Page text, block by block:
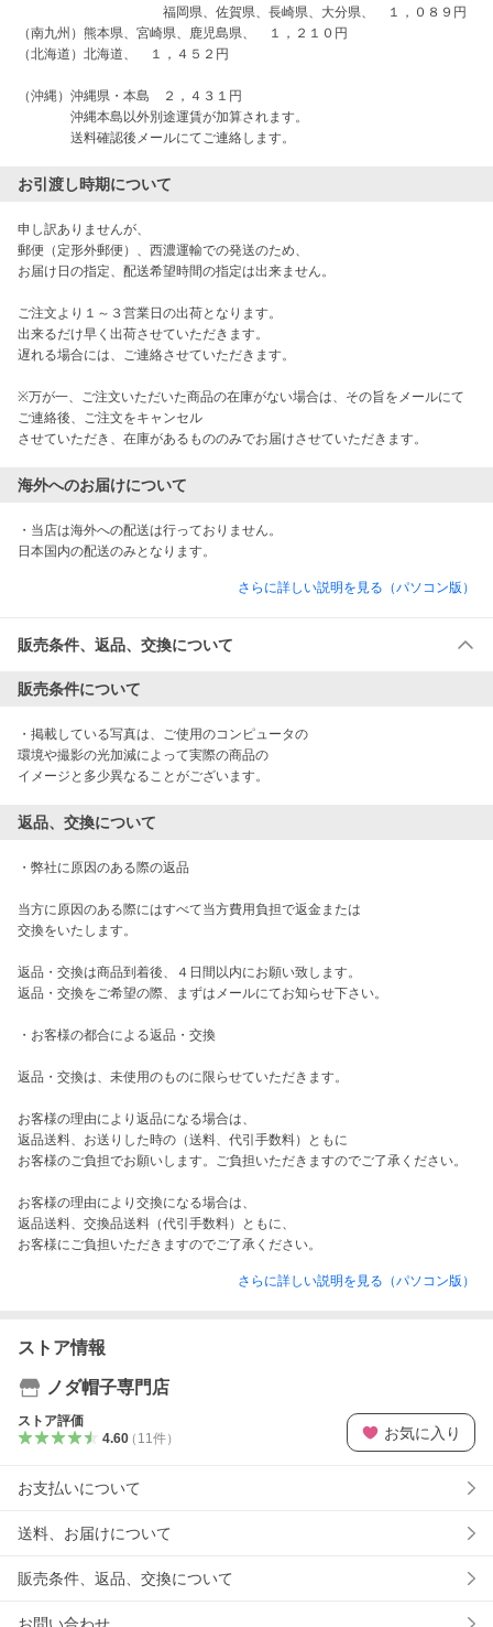
福岡県、佐賀県、長崎県、大分県、　１，０８９円
（南九州）熊本県、宮崎県、鹿児島県、　１，２１０円
（北海道）北海道、　１，４５２円
（沖縄）沖縄県・本島　２，４３１円
沖縄本島以外別途運賃が加算されます。
送料確認後メールにてご連絡します。
お引渡し時期について
申し訳ありませんが、
郵便（定形外郵便）、西濃運輸での発送のため、
お届け日の指定、配送希望時間の指定は出来ません。
ご注文より１～３営業日の出荷となります。
出来るだけ早く出荷させていただきます。
遅れる場合には、ご連絡させていただきます。
※万が一、ご注文いただいた商品の在庫がない場合は、その旨をメールにて
ご連絡後、ご注文をキャンセル
させていただき、在庫があるもののみでお届けさせていただきます。
海外へのお届けについて
・当店は海外への配送は行っておりません。
日本国内の配送のみとなります。
さらに詳しい説明を見る（パソコン版）
販売条件、返品、交換について
販売条件について
・掲載している写真は、ご使用のコンピュータの
環境や撮影の光加減によって実際の商品の
イメージと多少異なることがございます。
返品、交換について
・弊社に原因のある際の返品
当方に原因のある際にはすべて当方費用負担で返金または
交換をいたします。
返品・交換は商品到着後、４日間以内にお願い致します。
返品・交換をご希望の際、まずはメールにてお知らせ下さい。
・お客様の都合による返品・交換
返品・交換は、未使用のものに限らせていただきます。
お客様の理由により返品になる場合は、
返品送料、お送りした時の（送料、代引手数料）ともに
お客様のご負担でお願いします。ご負担いただきますのでご了承ください。
お客様の理由により交換になる場合は、
返品送料、交換品送料（代引手数料）ともに、
お客様にご負担いただきますのでご了承ください。
さらに詳しい説明を見る（パソコン版）
ストア情報
ノダ帽子専門店
ストア評価
4.60（ 11 件） お気に入り
お支払いについて
送料、お届けについて
販売条件、返品、交換について